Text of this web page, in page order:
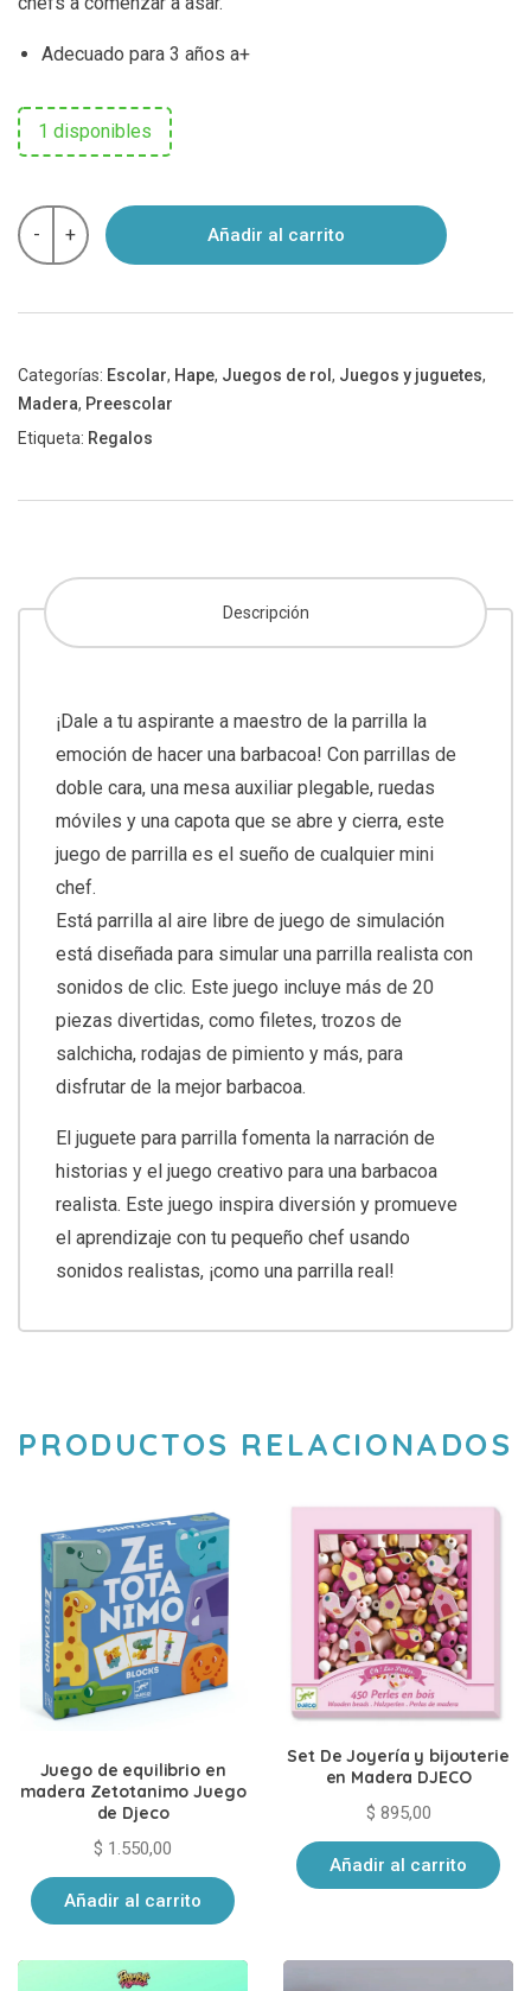
Adecuado para 3 años a+
1 disponibles
-
Barbacoa
en
Madera
+ Añadir al carrito
Categorías: Escolar, Hape, Juegos de rol , Juegos y juguetes,
Madera, Preescolar
Etiqueta: Regalos
Descripción
¡Dale a tu aspirante a maestro de la parrilla la
emoción de hacer una barbacoa! Con parrillas de
doble cara, una mesa auxiliar plegable, ruedas
móviles y una capota que se abre y cierra, este
juego de parrilla es el sueño de cualquier mini
chef.
Está parrilla al aire libre de juego de simulación
está diseñada para simular una parrilla realista con
sonidos de clic. Este juego incluye más de 20
piezas divertidas, como filetes, trozos de
salchicha, rodajas de pimiento y más, para
disfrutar de la mejor barbacoa.
El juguete para parrilla fomenta la narración de
historias y el juego creativo para una barbacoa
realista. Este juego inspira diversión y promueve
el aprendizaje con tu pequeño chef usando
sonidos realistas, ¡como una parrilla real!
PRODUCTOS RELACIONADOS
Juego de equilibrio en
madera Zetotanimo Juego
de Djeco
$ 1.550,00
Añadir al carrito
Set De Joyería y bijouterie
en Madera DJECO
$ 895,00
Añadir al carrito